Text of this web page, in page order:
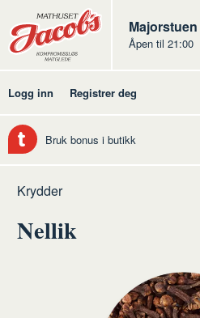
Butikker
Jacobs
Majorstuen
Åpen til 21:00
Logg inn Registrer deg
Bruk bonus i butikk
Hjem
Kolonialen
Råvarer
Krydder
Nellik